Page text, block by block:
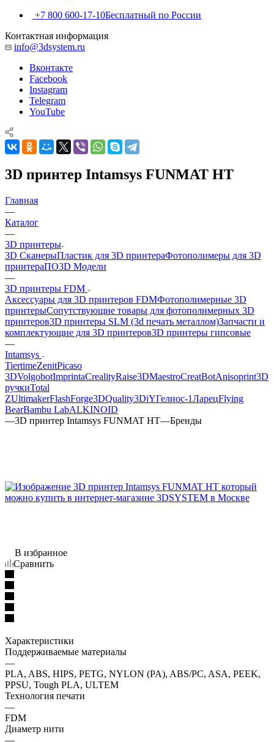
+7 800 600-17-10Бесплатный по России
Контактная информация
info@3dsystem.ru
Вконтакте
Facebook
Instagram
Telegram
YouTube
3D принтер Intamsys FUNMAT HT
Главная
—
Каталог
—
3D принтеры
3D СканерыПластик для 3D принтераФотополимеры для 3D
принтераПО3D Модели
—
3D принтеры FDM
Аксессуары для 3D принтеров FDMФотополимерные 3D
принтерыСопутствующие товары для фотополимерных 3D
принтеров3D принтеры SLM (3d печать металлом)Запчасти и
комплектующие для 3D принтеров3D принтеры гипсовые
—
Intamsys
TiertimeZenitPicaso
3DVolgobotImprintaCrealityRaise3DMaestroCreatBotAnisoprint3D
ручкиTotal
ZUltimakerFlashForge3DQuality3DiYГелиос-1ЛарецFlying
BearBambu LabALKINOID
—3D принтер Intamsys FUNMAT HT—Бренды
В избранное
Сравнить
Характеристики
Поддерживаемые материалы
—
PLA, ABS, HIPS, PETG, NYLON (PA), ABS/PC, ASA, PEEK,
PPSU, Tough PLA, ULTEM
Технология печати
—
FDM
Диаметр нити
—